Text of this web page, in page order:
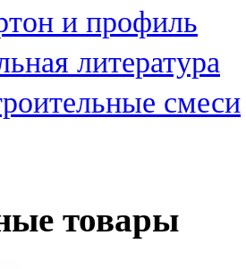
и профиль
литература
смеси
товары